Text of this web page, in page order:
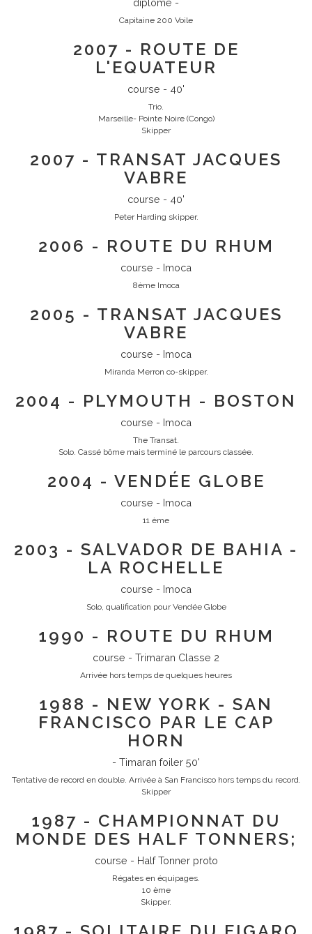
Capitaine 200 Voile
2007 - ROUTE DE
L'EQUATEUR
course - 40'
Trio.
Marseille- Pointe Noire (Congo)
Skipper
2007 - TRANSAT JACQUES
VABRE
course - 40'
Peter Harding skipper.
2006 - ROUTE DU RHUM
course - Imoca
8ème Imoca
2005 - TRANSAT JACQUES
VABRE
course - Imoca
Miranda Merron co-skipper.
2004 - PLYMOUTH - BOSTON
course - Imoca
The Transat.
Solo. Cassé bôme mais terminé le parcours classée.
2004 - VENDÉE GLOBE
course - Imoca
11 ème
2003 - SALVADOR DE BAHIA -
LA ROCHELLE
course - Imoca
Solo, qualification pour Vendée Globe
1990 - ROUTE DU RHUM
course - Trimaran Classe 2
Arrivée hors temps de quelques heures
1988 - NEW YORK - SAN
FRANCISCO PAR LE CAP
HORN
- Timaran foiler 50'
Tentative de record en double. Arrivée à San Francisco hors temps du record.
Skipper
1987 - CHAMPIONNAT DU
MONDE DES HALF TONNERS;
course - Half Tonner proto
Régates en équipages.
10 ème
Skipper.